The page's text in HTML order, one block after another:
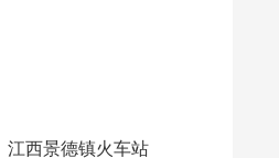
江西景德镇火车站